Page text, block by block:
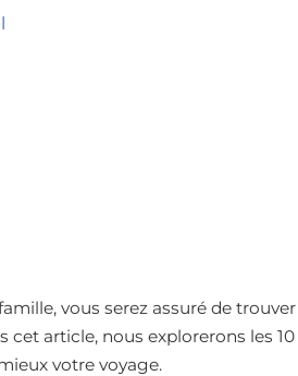
vous serez assuré de trouver
cet article, nous explorerons les 10
votre voyage.